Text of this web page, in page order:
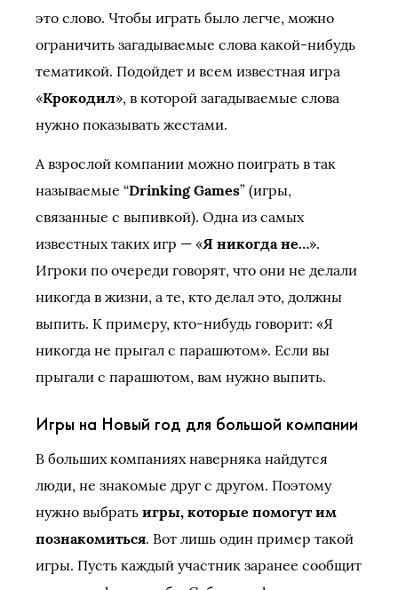
это слово. Чтобы играть было легче, можно
ограничить загадываемые слова какой-нибудь
тематикой. Подойдет и всем известная игра
«Крокодил», в которой загадываемые слова
нужно показывать жестами.
А взрослой компании можно поиграть в так
называемые “Drinking Games” (игры,
связанные с выпивкой). Одна из самых
известных таких игр — «Я никогда не…».
Игроки по очереди говорят, что они не делали
никогда в жизни, а те, кто делал это, должны
выпить. К примеру, кто-нибудь говорит: «Я
никогда не прыгал с парашютом». Если вы
прыгали с парашютом, вам нужно выпить.
Игры на Новый год для большой компании
В больших компаниях наверняка найдутся
люди, не знакомые друг с другом. Поэтому
нужно выбрать игры, которые помогут им
познакомиться. Вот лишь один пример такой
игры. Пусть каждый участник заранее сообщит